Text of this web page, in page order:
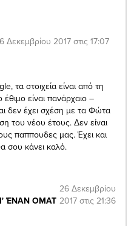
Δεκεμβρίου 2017 στις 17:07
τα στοιχεία είναι από τη
είναι πανάρχαιο –
δεν έχει σχέση με τα Φώτα
του νέου έτους. Δεν είναι
παππουδες μας. Έχει και
σου κάνει καλό.
ΈΝΑΝ ΟΜΑΤ
26 Δεκεμβρίου
2017 στις 21:36